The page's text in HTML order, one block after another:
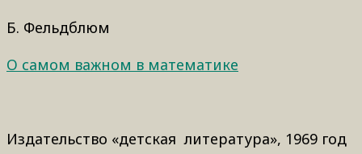
Б. Фельдблюм
О самом важном в математике
Издательство «детская литература», 1969 год